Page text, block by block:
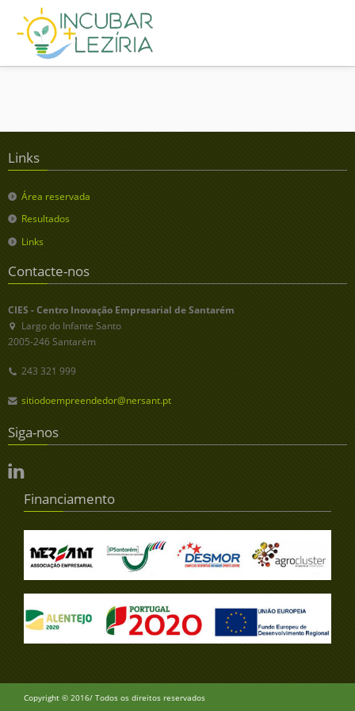
Links
Área reservada
Resultados
Links
Contacte-nos
CIES - Centro Inovação Empresarial de Santarém
Largo do Infante Santo
2005-246 Santarém
243 321 999
sitiodoempreendedor@nersant.pt
Siga-nos
Financiamento
Copyright © 2016/ Todos os direitos reservados